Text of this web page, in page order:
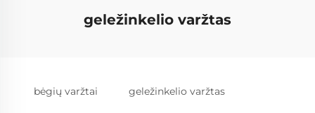
geležinkelio varžtas
bėgių varžtai geležinkelio varžtas